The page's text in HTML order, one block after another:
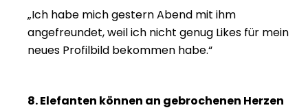
„Ich habe mich gestern Abend mit ihm
angefreundet, weil ich nicht genug Likes für mein
neues Profilbild bekommen habe.“
8. Elefanten können an gebrochenen Herzen